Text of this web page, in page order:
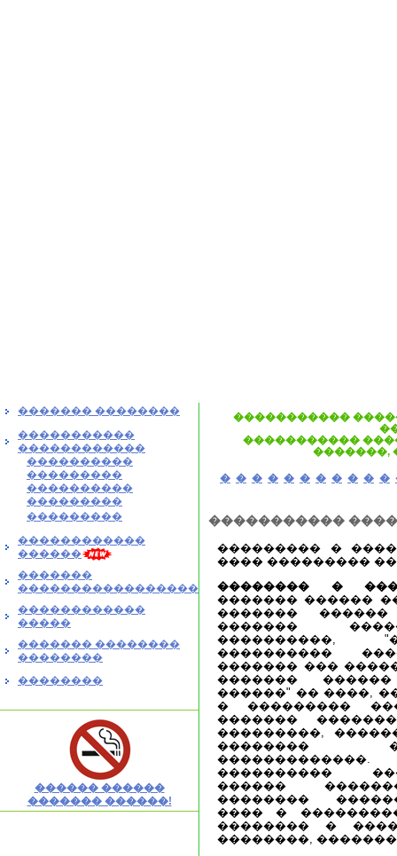
������� ��������
�����������
������������
����������
���������
����������
���������
���������
������������
������
�������
�����������������
������������
�����
������� ��������
��������
��������
������ ������
������� ������!
�����������
�����������
�������,
� � � � � � � � � � �
�����������
��������� �
���� ���������
�������� �
������� ������
�������
�������
����������,
����������
������� ���
�������
������" �� ����,
� ���������
�������
���������,
��������
����������
������
��������
���� �
�������� �
��������,